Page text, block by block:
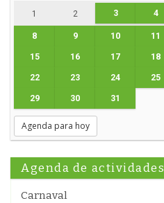
1 2 3 4
8 9 10 11
15 16 17 18
22 23 24 25
29 30 31
Agenda para hoy
Agenda de actividades
Carnaval